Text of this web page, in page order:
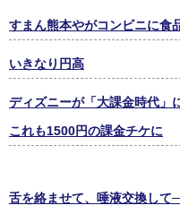
すまん熊本やがコンビニに食
いきなり円高
ディズニーが「大課金時代」
これも1500円の課金チケに
舌を絡ませて、唾液交換して